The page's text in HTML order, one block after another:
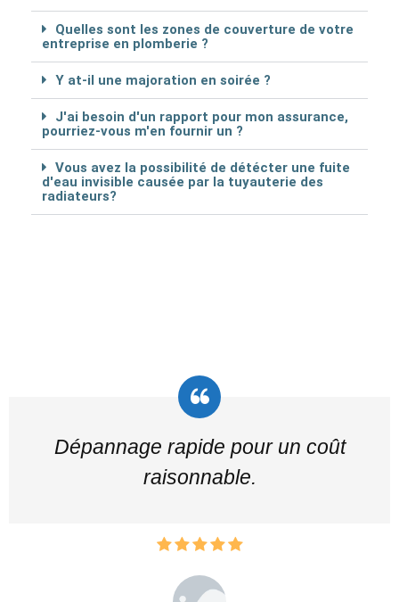
Quelles sont les zones de couverture de votre
entreprise en plomberie ?
Y at-il une majoration en soirée ?
J'ai besoin d'un rapport pour mon assurance,
pourriez-vous m'en fournir un ?
Vous avez la possibilité de détécter une fuite
d'eau invisible causée par la tuyauterie des
radiateurs?
Dépannage rapide pour un coût
raisonnable.